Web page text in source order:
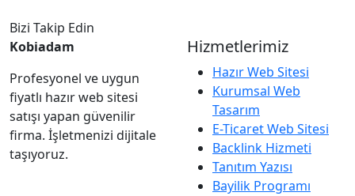
Bizi Takip Edin
Kobiadam
Profesyonel ve uygun
fiyatlı hazır web sitesi
satışı yapan güvenilir
firma. İşletmenizi dijitale
taşıyoruz.
Hizmetlerimiz
Hazır Web Sitesi
Kurumsal Web
Tasarım
E-Ticaret Web Sitesi
Backlink Hizmeti
Tanıtım Yazısı
Bayilik Programı